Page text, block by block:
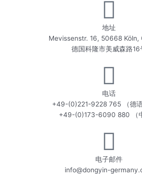
地址
Mevissenstr. 16, 50668 Köln,
德国科隆市美威森路16
电话
+49-(0)221-9228 765 （德语
+49-(0)173-6090 880 （
电子邮件
info@dongyin-